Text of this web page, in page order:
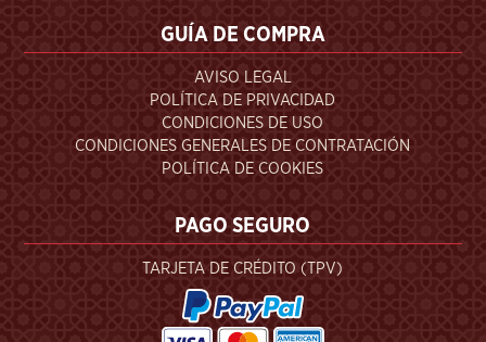
GUÍA DE COMPRA
AVISO LEGAL
POLÍTICA DE PRIVACIDAD
CONDICIONES DE USO
CONDICIONES GENERALES DE CONTRATACIÓN
POLÍTICA DE COOKIES
PAGO SEGURO
TARJETA DE CRÉDITO (TPV)